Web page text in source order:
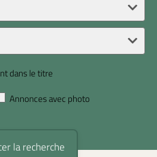
dans le titre
Annonces avec photo